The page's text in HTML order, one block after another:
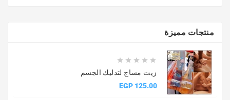
منتجات مميزة





زيت مساج لتدليك الجسم
125.00 EGP